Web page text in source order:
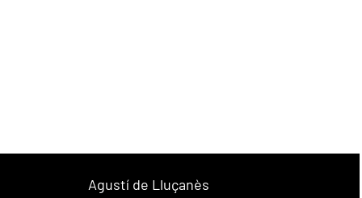
Agustí de Lluçanès